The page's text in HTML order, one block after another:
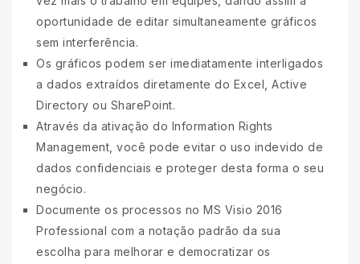
oportunidade de editar simultaneamente gráficos
sem interferência.
Os gráficos podem ser imediatamente interligados
a dados extraídos diretamente do Excel, Active
Directory ou SharePoint.
Através da ativação do Information Rights
Management, você pode evitar o uso indevido de
dados confidenciais e proteger desta forma o seu
negócio.
Documente os processos no MS Visio 2016
Professional com a notação padrão da sua
escolha para melhorar e democratizar os